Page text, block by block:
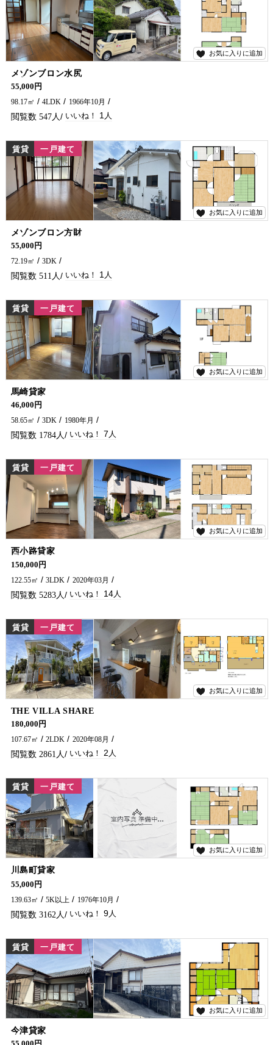
お気に入りに追加
メゾンブロン水尻
水尻にペット飼育可物件が出ました！ 延岡で貸家をお探しなら五ヶ瀬不動産までお問い合わせください。
55,000円
98.17㎡
4LDK 1966年10月
547 1
お気に入りに追加
賃貸 一戸建て
メゾンブロン方財
方財にペット飼育可物件が出ました！ 延岡で貸家をお探しなら五ヶ瀬不動産までお問い合わせください。
55,000円
72.19㎡
3DK
511 1
お気に入りに追加
7
賃貸 一戸建て
馬崎貸家
人気の高千穂通に貸家が出ました～！ 延岡市の貸家、戸建て探しは五ヶ瀬不動産まで!!!
46,000円
58.65㎡
3DK 1980年月
1784 7
お気に入りに追加
賃貸 一戸建て
西小路貸家
長期優良住宅(^^)普通車4台以上駐車可能です❤❤ 令和２年３月築の築浅物件です！気になる方はお問合せくださいませ。
150,000円
122.55㎡
3LDK 2020年03月
5283 14
お気に入りに追加
賃貸 一戸建て
THE VILLA SHARE
広々LDKの戸建てが登場です♪ 店舗・事務所としてのご利用もご相談可能！
180,000円
107.67㎡
2LDK 2020年08月
2861 2
お気に入りに追加
賃貸 一戸建て
川島町貸家
川島に6DKの広々貸家がでました！ お子様が成長されて部屋が手狭になってきた方にお勧めです♪ ペット飼育も相談できます♪ 延岡市の賃貸アパート・一戸建て探しは五ヶ瀬不動産へお問合せください!!!
55,000円
139.63㎡
5K以上 1976年10月
3162 9
お気に入りに追加
21
賃貸 一戸建て
今津貸家
日当たり良好、平屋建ての貸家です(^^)/ お庭も付いておりファミリーオススメです★